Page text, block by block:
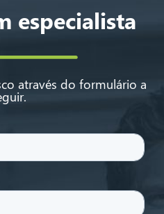
especialista
através do formulário a